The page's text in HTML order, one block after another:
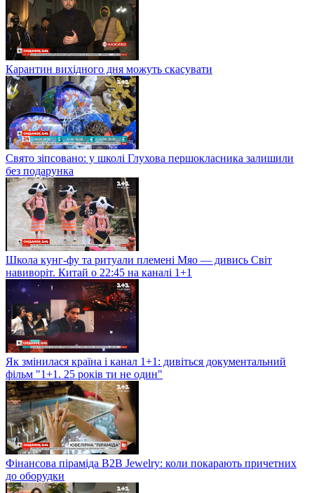
Карантин вихідного дня можуть скасувати
Свято зіпсовано: у школі Глухова першокласника залишили
без подарунка
Школа кунг-фу та ритуали племені Мяо — дивись Світ
навиворіт. Китай о 22:45 на каналі 1+1
Як змінилася країна і канал 1+1: дивіться документальний
фільм "1+1. 25 років ти не один"
Фінансова піраміда B2B Jewelry: коли покарають причетних
до оборудки